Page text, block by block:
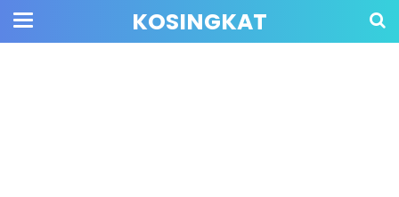
KOSINGKAT